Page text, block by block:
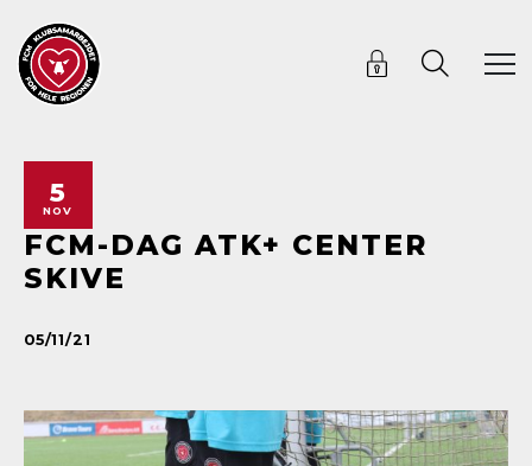
5
NOV
FCM-DAG ATK+ CENTER
SKIVE
05/11/21